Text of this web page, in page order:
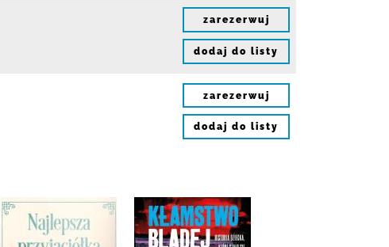
zarezerwuj
dodaj do listy
zarezerwuj
dodaj do listy